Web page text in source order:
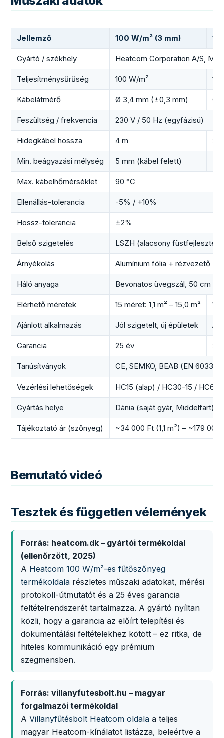
Jellemző 100 W/m² (3 mm)
Gyártó / székhely Heatcom Corporation A/S,
Teljesítménysűrűség 100 W/m²
Kábelátmérő Ø 3,4 mm (±0,3 mm) Ø
Feszültség / frekvencia 230 V / 50 Hz (egyfázisú)
Hidegkábel hossza 4 m
Min. beágyazási mélység 5 mm (kábel felett)
Max. kábelhőmérséklet 90 °C
Ellenállás-tolerancia -5% / +10%
Hossz-tolerancia ±2%
Belső szigetelés LSZH (alacsony
Árnyékolás Alumínium fólia + rézvezető
Háló anyaga Bevonatos üvegszál, 50 cm
Elérhető méretek 15 méret: 1,1 m² – 15,0 m² 15
Ajánlott alkalmazás Jól szigetelt, új épületek
Garancia 25 év 25
Tanúsítványok CE, SEMKO, BEAB (EN
Vezérlési lehetőségek HC15 (alap) / HC30-15 / HC60
Gyártás helye Dánia (saját gyár, Middelfart)
Tájékoztató ár (szőnyeg) ~34 000 Ft (1,1 m²) – ~179
Bemutató videó
Tesztek és független vélemények
Forrás: heatcom.dk – gyártói termékoldal
(ellenőrzött, 2025)
A Heatcom 100 W/m²-es fűtőszőnyeg
termékoldala részletes műszaki adatokat, mérési
protokoll-útmutatót és a 25 éves garancia
feltételrendszerét tartalmazza. A gyártó nyíltan
közli, hogy a garancia az előírt telepítési és
dokumentálási feltételekhez kötött – ez ritka, de
hiteles kommunikáció egy prémium
szegmensben.
Forrás: villanyfutesbolt.hu – magyar
forgalmazói termékoldal
A Villanyfűtésbolt Heatcom oldala a teljes
magyar Heatcom-kínálatot listázza, beleértve a